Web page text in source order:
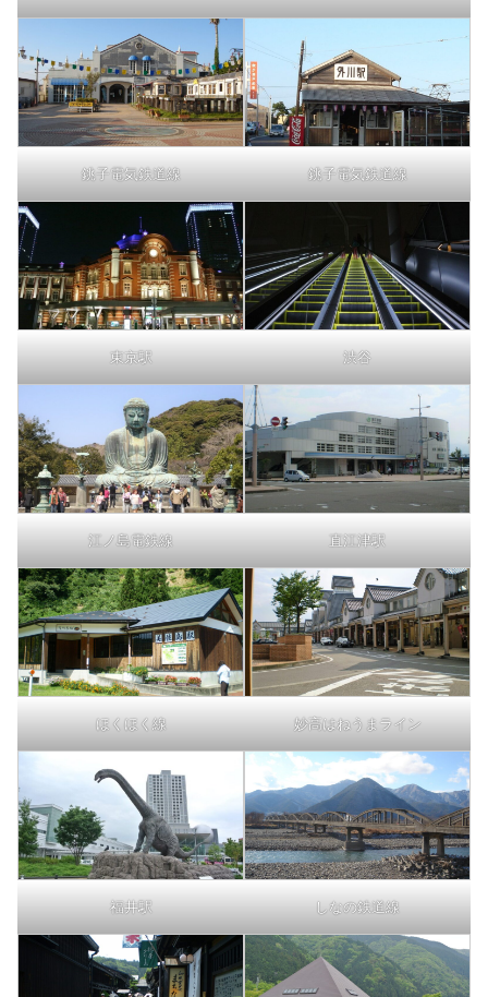
銚子電気鉄道線 銚子電気鉄道線
東京駅 渋谷
江ノ島電鉄線 直江津駅
ほくほく線 妙高はねうまライン
福井駅 しなの鉄道線